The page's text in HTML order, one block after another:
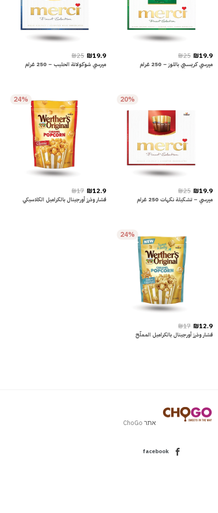
₪19.9
₪25
ميرسي كريسبي باللوز – 250 غرام
₪19.9
₪25
ميرسي شوكولاتة الحليب – 250 غرام
20%
₪19.9
₪25
ميرسي – تشكيلة نكهات 250 غرام
24%
₪12.9
₪17
فشار وذرز أورجينال بالكراميل الكلاسيكي
24%
₪12.9
₪17
فشار وذرز أورجينال بالكراميل المملّح
אתר ChoGo
facebook